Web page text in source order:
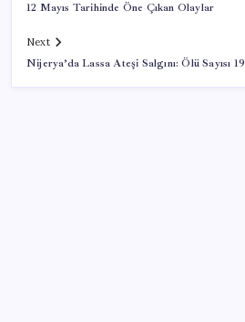
12 Mayıs Tarihinde Öne Çıkan Olaylar
Next
Nijerya’da Lassa Ateşi Salgını: Ölü Sayısı